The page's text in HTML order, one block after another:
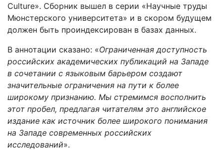
Culture». Сборник вышел в серии «Научные труды
Мюнстерского университета» и в скором будущем
должен быть проиндексирован в базах данных.
В аннотации сказано: «Ограниченная доступность
российских академических публикаций на Западе
в сочетании с языковым барьером создают
значительные ограничения на пути к более
широкому признанию. Мы стремимся восполнить
этот пробел, предлагая читателям это английское
издание как источник более широкого понимания
на Западе современных российских
исследований».